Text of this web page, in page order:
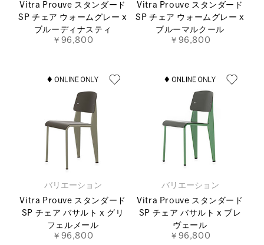
Vitra Prouve スタンダード
SP チェア ウォームグレー x
ブルーディナスティ
￥96,800
Vitra Prouve スタンダード
SP チェア ウォームグレー x
ブルーマルクール
￥96,800
バリエーション
Vitra Prouve スタンダード
SP チェア バサルト x グリ
フェルメール
￥96,800
バリエーション
Vitra Prouve スタンダード
SP チェア バサルト x ブレ
ヴェール
￥96,800